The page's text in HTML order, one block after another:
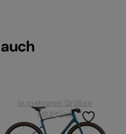
In mehreren Größen
erhältlich